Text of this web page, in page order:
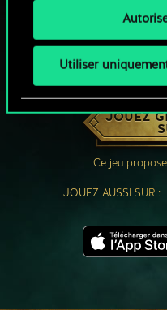
Utiliser
UNE PETITE
JOUEZ
Ce jeu
JOUEZ AUSSI SUR :